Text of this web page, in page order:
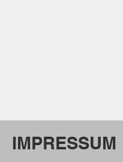
IMPRESSUM